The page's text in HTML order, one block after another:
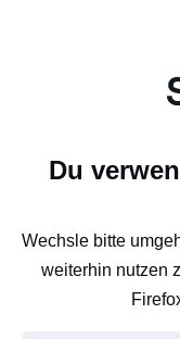
Du
Wechsle bitte
weiterhin nutzen